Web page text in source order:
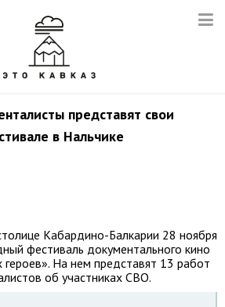
представят свои
в Нальчике
Кабардино-Балкарии 28 ноября
фестиваль документального кино
На нем представят 13 работ
об участниках СВО.